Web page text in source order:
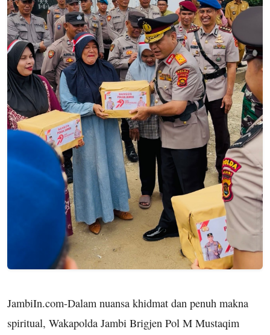
JambiIn.com-Dalam nuansa khidmat dan penuh makna
spiritual, Wakapolda Jambi Brigjen Pol M Mustaqim